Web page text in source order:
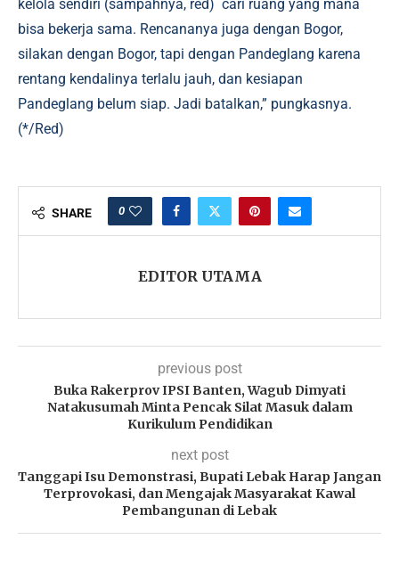
kelola sendiri (sampahnya, red) cari ruang yang mana
bisa bekerja sama. Rencananya juga dengan Bogor,
silakan dengan Bogor, tapi dengan Pandeglang karena
rentang kendalinya terlalu jauh, dan kesiapan
Pandeglang belum siap. Jadi batalkan,” pungkasnya.
(*/Red)
SHARE 0
EDITOR UTAMA
previous post
Buka Rakerprov IPSI Banten, Wagub Dimyati
Natakusumah Minta Pencak Silat Masuk dalam
Kurikulum Pendidikan
next post
Tanggapi Isu Demonstrasi, Bupati Lebak Harap Jangan
Terprovokasi, dan Mengajak Masyarakat Kawal
Pembangunan di Lebak